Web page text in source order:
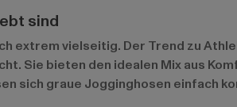
sind
extrem vielseitig. Der Trend zu
Sie bieten den idealen Mix aus
sich graue Jogginghosen einfach